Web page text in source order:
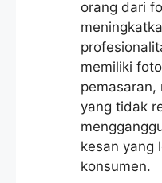
orang dari
memiliki
pemasaran,
yang tidak
kesan yang
konsumen.